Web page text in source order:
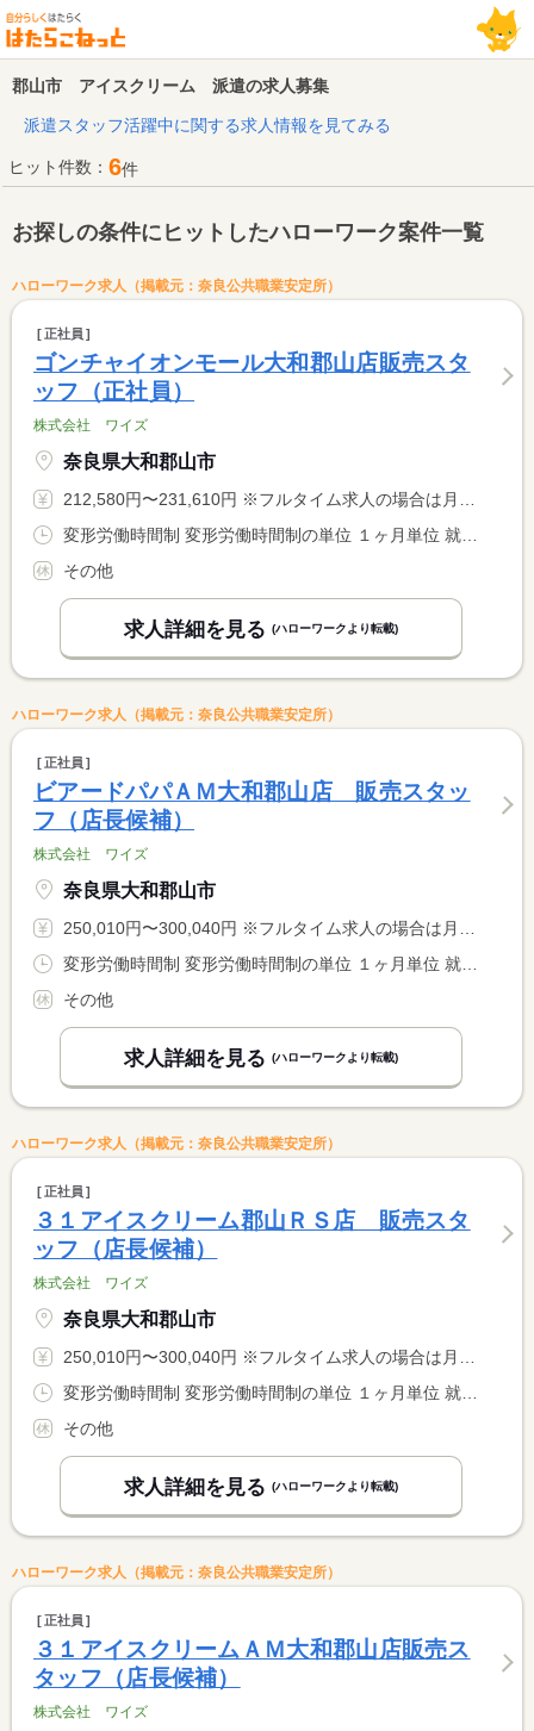
郡山市 アイスクリーム 派遣の求人募集
派遣スタッフ活躍中に関する求人情報を見てみる
ヒット件数： 6件
お探しの条件にヒットしたハローワーク案件一覧
ハローワーク求人（掲載元：奈良公共職業安定所）
正社員
ゴンチャイオンモール大和郡山店販売スタ
ッフ（正社員）
株式会社 ワイズ
奈良県大和郡山市
212,580円〜231,610円 ※フルタイム求人の場合は月額（換算額）、パート求人の場合は時間額を表示しています。
その他
求人詳細を見る (ハローワークより転載)
ハローワーク求人（掲載元：奈良公共職業安定所）
正社員
ビアードパパＡＭ大和郡山店 販売スタッ
フ（店長候補）
株式会社 ワイズ
奈良県大和郡山市
250,010円〜300,040円 ※フルタイム求人の場合は月額（換算額）、パート求人の場合は時間額を表示しています。
その他
求人詳細を見る (ハローワークより転載)
ハローワーク求人（掲載元：奈良公共職業安定所）
正社員
３１アイスクリーム郡山ＲＳ店 販売スタ
ッフ（店長候補）
株式会社 ワイズ
奈良県大和郡山市
250,010円〜300,040円 ※フルタイム求人の場合は月額（換算額）、パート求人の場合は時間額を表示しています。
その他
求人詳細を見る (ハローワークより転載)
ハローワーク求人（掲載元：奈良公共職業安定所）
正社員
３１アイスクリームＡＭ大和郡山店販売ス
タッフ（店長候補）
株式会社 ワイズ